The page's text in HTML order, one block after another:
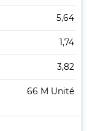
5,64
1,74
3,82
66 M Unité